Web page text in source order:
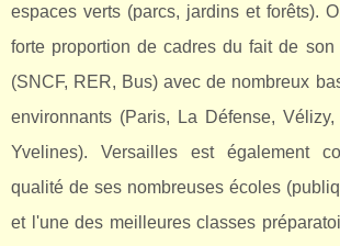
espaces verts (parcs, jardins et forêts).
forte proportion de cadres du fait de son
(SNCF, RER, Bus) avec de nombreux
environnants (Paris, La Défense, Vélizy,
Yvelines). Versailles est également
qualité de ses nombreuses écoles
et l'une des meilleures classes